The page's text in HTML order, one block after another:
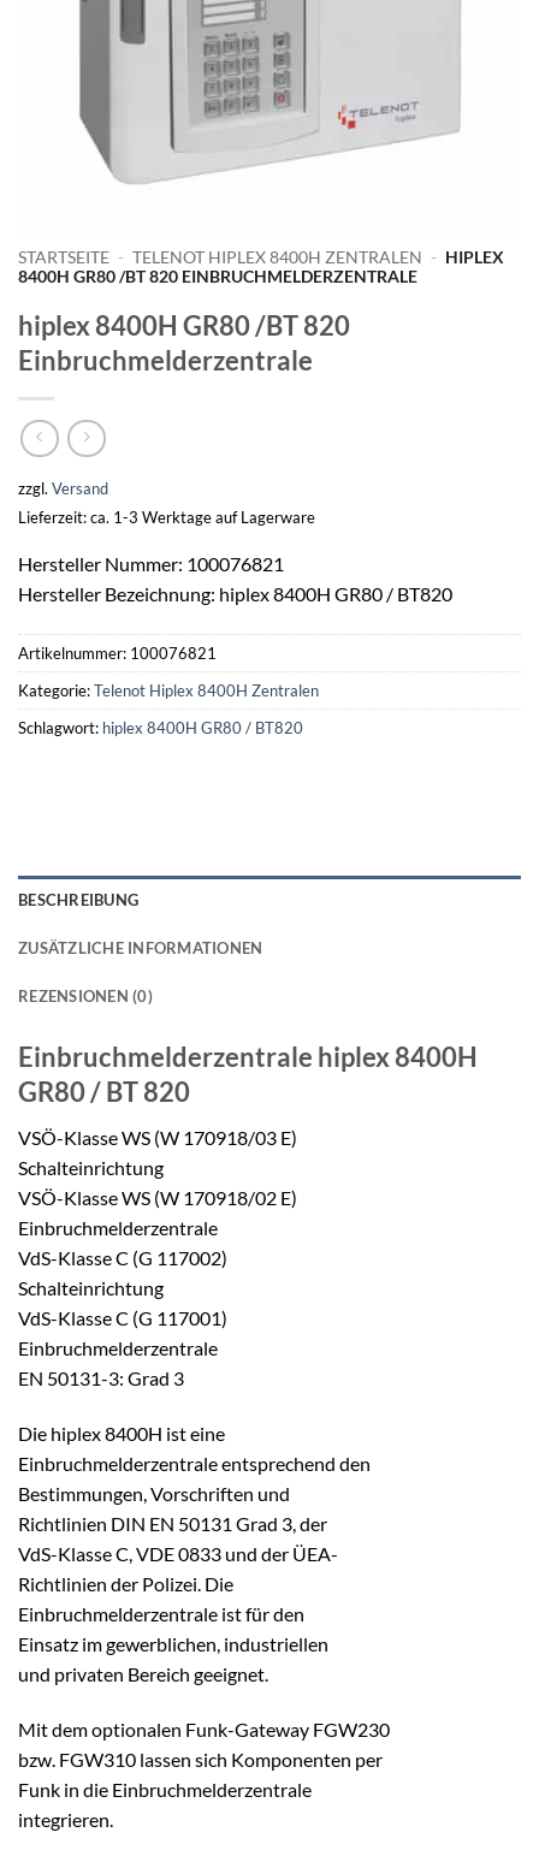
STARTSEITE - TELENOT HIPLEX 8400H ZENTRALEN - HIPLEX
8400H GR80 /BT 820 EINBRUCHMELDERZENTRALE
hiplex 8400H GR80 /BT 820
Einbruchmelderzentrale
zzgl. Versand
Lieferzeit: ca. 1-3 Werktage auf Lagerware
Hersteller Nummer: 100076821
Hersteller Bezeichnung: hiplex 8400H GR80 / BT820
Artikelnummer: 100076821
Kategorie:Telenot Hiplex 8400H Zentralen
Schlagwort: hiplex 8400H GR80 / BT820
BESCHREIBUNG
ZUSÄTZLICHE INFORMATIONEN
REZENSIONEN (0)
Einbruchmelderzentrale hiplex 8400H
GR80 / BT 820
VSÖ-Klasse WS (W 170918/03 E)
Schalteinrichtung
VSÖ-Klasse WS (W 170918/02 E)
Einbruchmelderzentrale
VdS-Klasse C (G 117002)
Schalteinrichtung
VdS-Klasse C (G 117001)
Einbruchmelderzentrale
EN 50131-3: Grad 3
Die hiplex 8400H ist eine
Einbruchmelderzentrale entsprechend den
Bestimmungen, Vorschriften und
Richtlinien DIN EN 50131 Grad 3, der
VdS-Klasse C, VDE 0833 und der ÜEA-
Richtlinien der Polizei. Die
Einbruchmelderzentrale ist für den
Einsatz im gewerblichen, industriellen
und privaten Bereich geeignet.
Mit dem optionalen Funk-Gateway FGW230
bzw. FGW310 lassen sich Komponenten per
Funk in die Einbruchmelderzentrale
integrieren.